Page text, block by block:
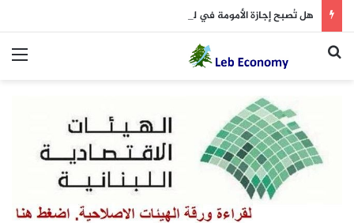
هل تُصبح إجازة الأمومة في لبنان 14 أسبوعاً؟
بحث عن